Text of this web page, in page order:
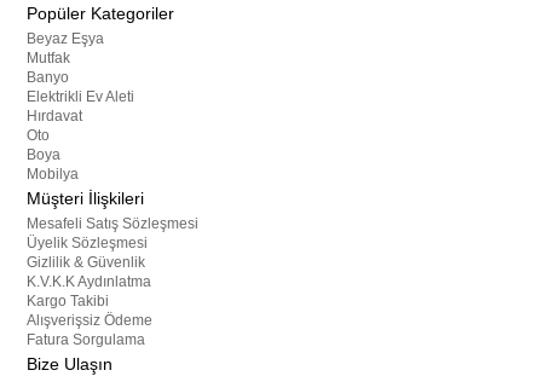
Popüler Kategoriler
Beyaz Eşya
Mutfak
Banyo
Elektrikli Ev Aleti
Hırdavat
Oto
Boya
Mobilya
Müşteri İlişkileri
Mesafeli Satış Sözleşmesi
Üyelik Sözleşmesi
Gizlilik & Güvenlik
K.V.K.K Aydınlatma
Kargo Takibi
Alışverişsiz Ödeme
Fatura Sorgulama
Bize Ulaşın